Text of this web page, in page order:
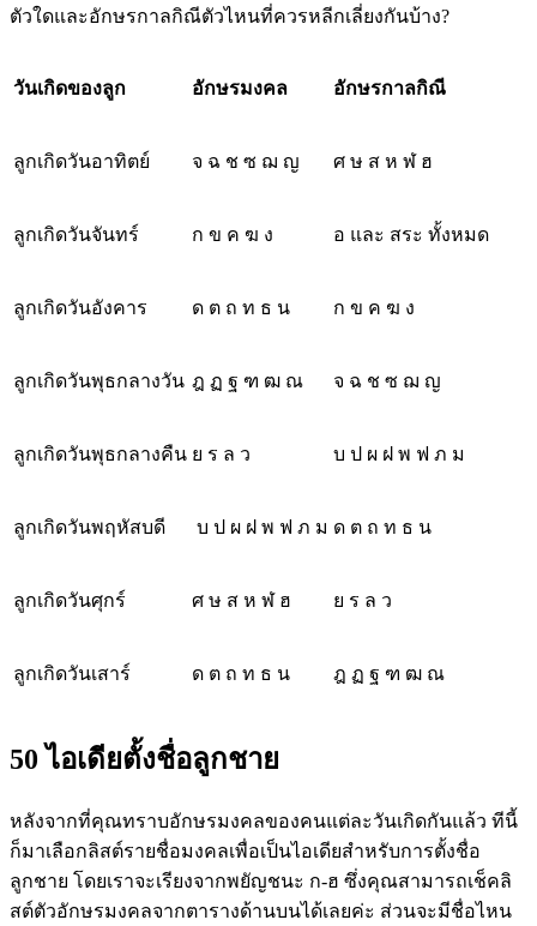
ตัวใดและอักษรกาลกิณีตัวไหนที่ควรหลีกเลี่ยงกันบ้าง?
วันเกิดของลูก อักษรมงคล อักษรกาลกิณี
ลูกเกิดวันอาทิตย์ จ ฉ ช ซ ฌ ญ ศ ษ ส ห ฬ ฮ
ลูกเกิดวันจันทร์ ก ข ค ฆ ง อ และ สระ ทั้งหมด
ลูกเกิดวันอังคาร ด ต ถ ท ธ น ก ข ค ฆ ง
ลูกเกิดวันพุธกลางวัน ฎ ฏ ฐ ฑ ฒ ณ จ ฉ ช ซ ฌ ญ
ลูกเกิดวันพุธกลางคืน ย ร ล ว บ ป ผ ฝ พ ฟ ภ ม
ลูกเกิดวันพฤหัสบดี บ ป ผ ฝ พ ฟ ภ ม ด ต ถ ท ธ น
ลูกเกิดวันศุกร์ ศ ษ ส ห ฬ ฮ ย ร ล ว
ลูกเกิดวันเสาร์ ด ต ถ ท ธ น ฎ ฏ ฐ ฑ ฒ ณ
50 ไอเดียตั้งชื่อลูกชาย
หลังจากที่คุณทราบอักษรมงคลของคนแต่ละวันเกิดกันแล้ว ทีนี้
ก็มาเลือกลิสต์รายชื่อมงคลเพื่อเป็นไอเดียสำหรับการตั้งชื่อ
ลูกชาย โดยเราจะเรียงจากพยัญชนะ ก-ฮ ซึ่งคุณสามารถเช็คลิ
สต์ตัวอักษรมงคลจากตารางด้านบนได้เลยค่ะ ส่วนจะมีชื่อไหน